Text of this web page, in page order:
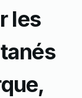
les